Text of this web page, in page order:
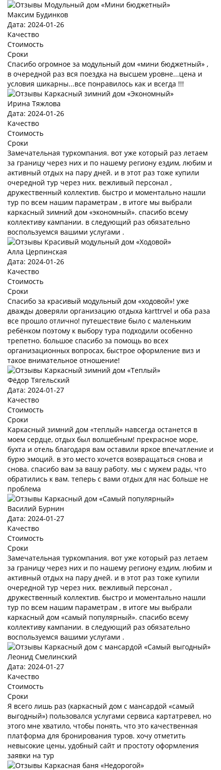
Максим Будинков
Дата: 2024-01-26
Качество
Стоимость
Сроки
Спасибо огромное за модульный дом «мини бюджетный» ,
в очередной раз вся поездка на высшем уровне...цена и
условия шикарны...все понравилось как и всегда !!!
Ирина Тяжлова
Дата: 2024-01-26
Качество
Стоимость
Сроки
Замечательная туркомпания. вот уже который раз летаем
за границу через них и по нашему региону ездим, любим и
активный отдых на пару дней. и в этот раз тоже купили
очередной тур через них. вежливый персонал ,
дружественный коллектив. быстро и моментально нашли
тур по всем нашим параметрам , в итоге мы выбрали
каркасный зимний дом «экономный». спасибо всему
коллективу кампании. в следующий раз обязательно
воспользуемся вашими услугами .
Алла Церпинская
Дата: 2024-01-26
Качество
Стоимость
Сроки
Спасибо за красивый модульный дом «ходовой»! уже
дважды доверяли организацию отдыха karttrvel и оба раза
все прошло отлично! путешествие было с маленьким
ребёнком поэтому к выбору тура подходили особенно
трепетно. большое спасибо за помощь во всех
организационных вопросах, быстрое оформление виз и
такое внимательное отношение!
Фёдор Тягельский
Дата: 2024-01-27
Качество
Стоимость
Сроки
Каркасный зимний дом «теплый» навсегда останется в
моем сердце, отдых был волшебным! прекрасное море,
бухта и отель благодаря вам оставили яркое впечатление и
бурю эмоций. в это место хочется возвращаться снова и
снова. спасибо вам за вашу работу. мы с мужем рады, что
обратились к вам. теперь с вами отдых для нас больше не
проблема
Василий Бурнин
Дата: 2024-01-27
Качество
Стоимость
Сроки
Замечательная туркомпания. вот уже который раз летаем
за границу через них и по нашему региону ездим, любим и
активный отдых на пару дней. и в этот раз тоже купили
очередной тур через них. вежливый персонал ,
дружественный коллектив. быстро и моментально нашли
тур по всем нашим параметрам , в итоге мы выбрали
каркасный дом «самый популярный». спасибо всему
коллективу кампании. в следующий раз обязательно
воспользуемся вашими услугами .
Леонид Смелинский
Дата: 2024-01-27
Качество
Стоимость
Сроки
Я всего лишь раз (каркасный дом с мансардой «самый
выгодный») пользовался услугами сервиса картатревел, но
этого мне хватило, чтобы понять, что это качественная
платформа для бронирования туров. хочу отметить
невысокие цены, удобный сайт и простоту оформления
заявки на тур